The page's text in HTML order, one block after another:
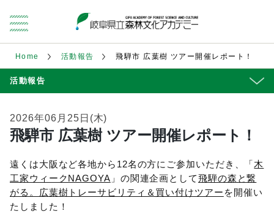
Home 活動報告 飛騨市 広葉樹 ツアー開催レポート！
活動報告
2026年06月25日(木)
飛騨市 広葉樹 ツアー開催レポート！
遠くは大阪など各地から12名の方にご参加いただき、「木
工家ウィークNAGOYA 」の関連企画として飛騨の森と繋
がる。広葉樹トレーサビリティ＆買い付けツアー を開催い
たしました！